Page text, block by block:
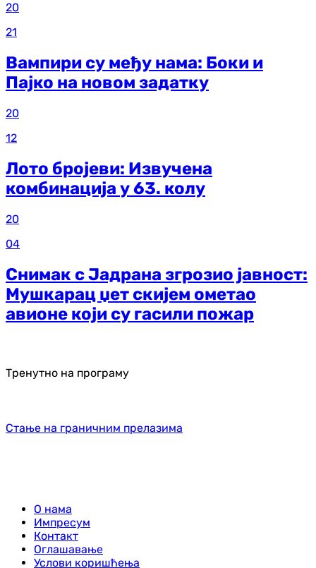
20
21
Вампири су међу нама: Боки и
Пајко на новом задатку
20
12
Лото бројеви: Извучена
комбинација у 63. колу
20
04
Снимак с Јадрана згрозио јавност:
Мушкарац џет скијем ометао
авионе који су гасили пожар
Тренутно на програму
Стање на граничним прелазима
О нама
Импресум
Контакт
Оглашавање
Услови коришћења